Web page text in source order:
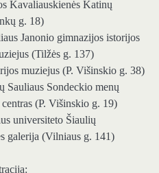
Kavaliauskienės Katinų
g. 18)
Janonio gimnazijos istorijos
(Tilžės g. 137)
muziejus (P. Višinskio g. 38)
Sauliaus Sondeckio menų
(P. Višinskio g. 19)
universiteto Šiaulių
galerija (Vilniaus g. 141)